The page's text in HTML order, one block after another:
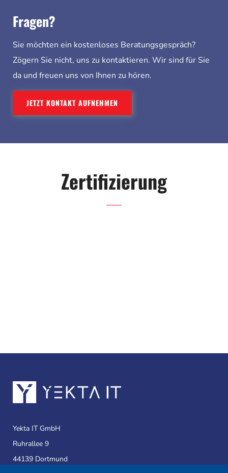
Fragen?
Sie möchten ein kostenloses Beratungsgespräch?
Zögern Sie nicht, uns zu kontaktieren. Wir sind für Sie
da und freuen uns von Ihnen zu hören.
JETZT KONTAKT AUFNEHMEN
Zertifizierung
Yekta IT GmbH
Ruhrallee 9
44139 Dortmund